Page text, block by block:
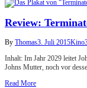
Review:
By Thomas3. Juli 2015Kino
Inhalt: Im Jahr 2029 leitet
Johns Mutter, noch vor
Read More